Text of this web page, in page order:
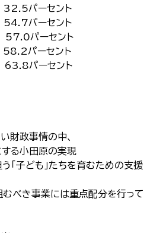
パーセント
パーセント
パーセント
パーセント
パーセント
財政事情の中、
する小田原の実現
「子ども」たちを育むための支援
べき事業には重点配分を行って